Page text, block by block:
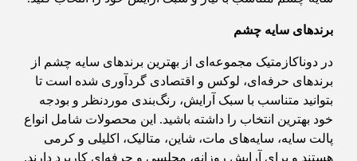
برندهای سایه چشم
در دوناکازمتیک مجموعه‌ای از بهترین برندهای سایه چشم از
برندهای حرفه‌ای، لوکس و اقتصادی گردآوری شده است تا
بتوانید متناسب با سبک آرایش، رنگ‌بندی موردنظر و بودجه
خود بهترین انتخاب را داشته باشید. این محصولات شامل انواع
پالت سایه، سایه‌های مات، شاین، متالیک، اکلیلی و کرمی
هستند و برای آرایش روزانه، مجلسی و حرفه‌ای کاربرد دارند.